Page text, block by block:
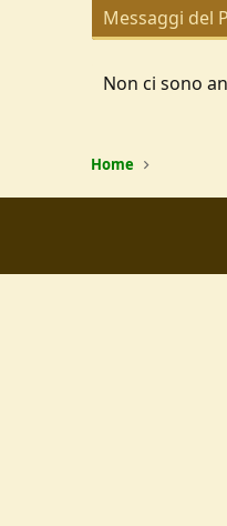
Messaggi del
Non ci sono
Home